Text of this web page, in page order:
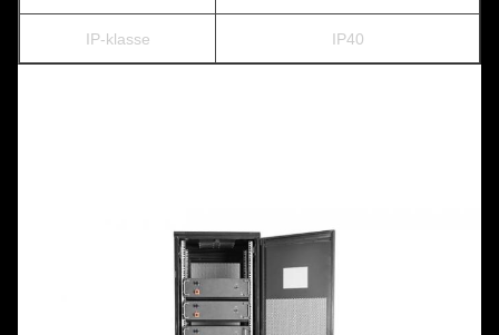
IP-klasse IP40